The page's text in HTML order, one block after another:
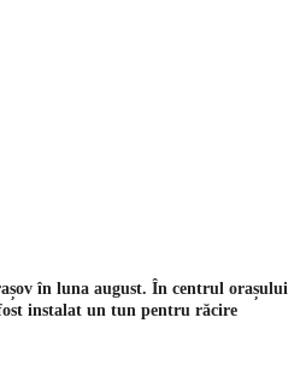
în luna august. În centrul orașului
instalat un tun pentru răcire